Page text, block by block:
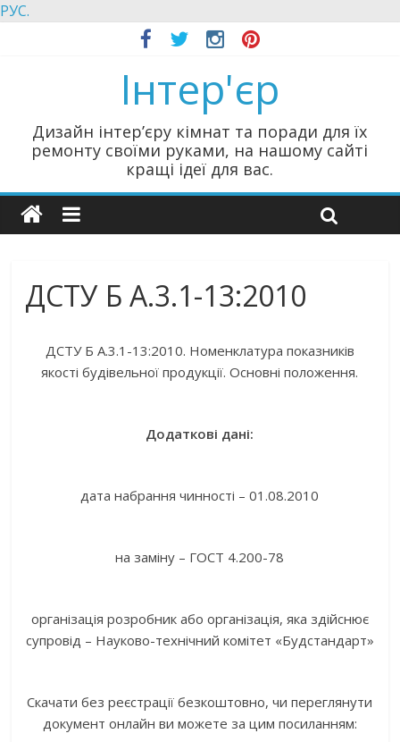
РУС.
Інтер'єр
Дизайн інтер’єру кімнат та поради для їх
ремонту своїми руками, на нашому сайті
кращі ідеї для вас.
ДСТУ Б А.3.1-13:2010
ДСТУ Б А.3.1-13:2010. Номенклатура показників
якості будівельної продукції. Основні положення.
Додаткові дані:
дата набрання чинності – 01.08.2010
на заміну – ГОСТ 4.200-78
організація розробник або організація, яка здійснює
супровід – Науково-технічний комітет «Будстандарт»
Скачати без реєстрації безкоштовно, чи переглянути
документ онлайн ви можете за цим посиланням: